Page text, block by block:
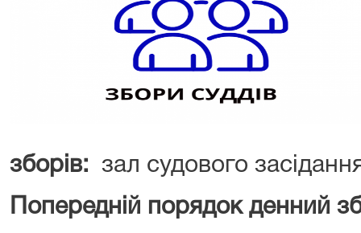
зборів: зал судового
Попередній порядок денний